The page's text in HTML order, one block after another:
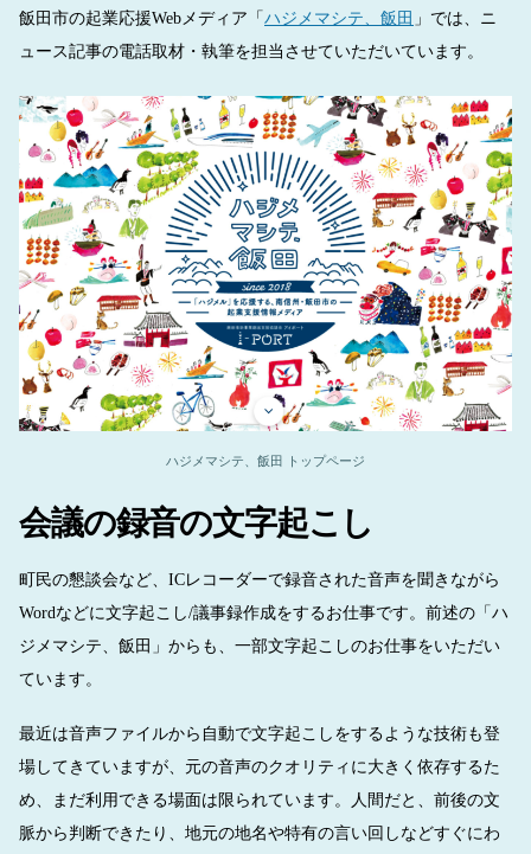
飯田市の起業応援Webメディア「ハジメマシテ、飯田 」では、ニ
ュース記事の電話取材・執筆を担当させていただいています。
ハジメマシテ、飯田 トップページ
会議の録音の文字起こし
町民の懇談会など、ICレコーダーで録音された音声を聞きながら
Wordなどに文字起こし/議事録作成をするお仕事です。前述の「ハ
ジメマシテ、飯田」からも、一部文字起こしのお仕事をいただい
ています。
最近は音声ファイルから自動で文字起こしをするような技術も登
場してきていますが、元の音声のクオリティに大きく依存するた
め、まだ利用できる場面は限られています。人間だと、前後の文
脈から判断できたり、地元の地名や特有の言い回しなどすぐにわ